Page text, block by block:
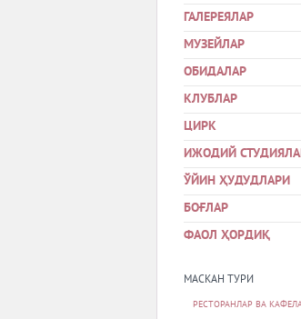
ГАЛЕРЕЯЛАР
МУЗЕЙЛАР
ОБИДАЛАР
КЛУБЛАР
ЦИРК
ИЖОДИЙ
ЎЙИН ҲУДУДЛАРИ
БОҒЛАР
ФАОЛ ҲОРДИҚ
МАСКАН ТУРИ